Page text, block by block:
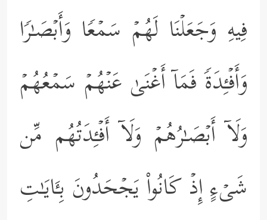
فِیهِ وَجَعَلۡنَا لَهُمۡ سَمۡعࣰا وَأَبۡصَـٰرࣰا
وَأَفۡـِٔدَةࣰ فَمَاۤ أَغۡنَىٰ عَنۡهُمۡ سَمۡعُهُمۡ
وَلَاۤ أَبۡصَـٰرُهُمۡ وَلَاۤ أَفۡـِٔدَتُهُم مِّن
شَیۡءٍ إِذۡ كَانُواْ یَجۡحَدُونَ بِـَٔایَـٰتِ